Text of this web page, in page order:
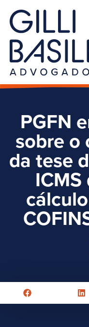
PGFN
sobre o
da tese
ICMS